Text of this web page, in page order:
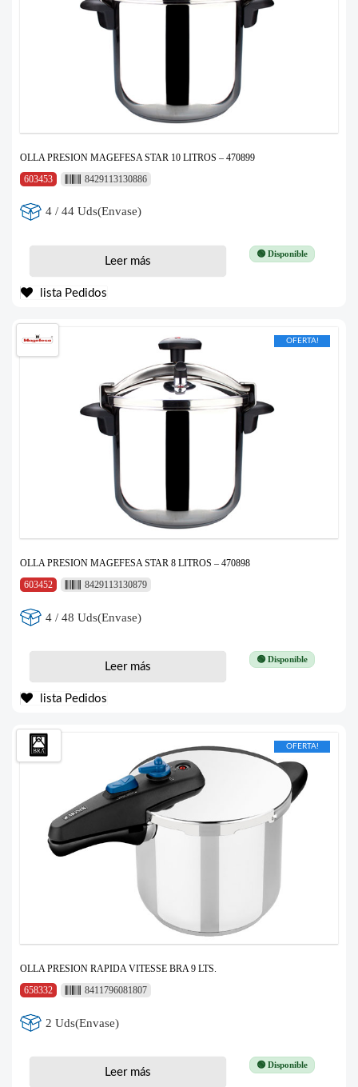
OLLA PRESION MAGEFESA STAR 10 LITROS – 470899
603453
8429113130886
4 / 44 Uds(Envase)
🟢 Disponible
Leer más
lista Pedidos
OFERTA!
OLLA PRESION MAGEFESA STAR 8 LITROS – 470898
603452
8429113130879
4 / 48 Uds(Envase)
🟢 Disponible
Leer más
lista Pedidos
OFERTA!
OLLA PRESION RAPIDA VITESSE BRA 9 LTS.
658332
8411796081807
2 Uds(Envase)
🟢 Disponible
Leer más